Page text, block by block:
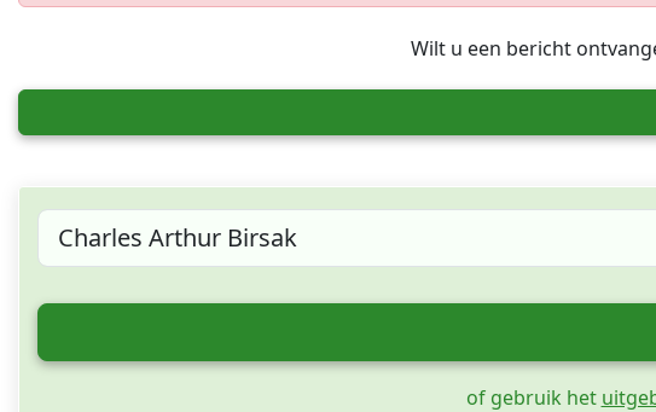
Wilt u een bericht
of gebruik het